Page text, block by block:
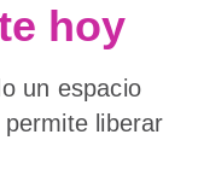
hoy
un espacio
liberar